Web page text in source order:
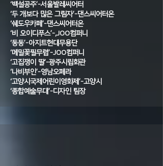
‘백설공주’-서울발레씨어터
‘두 개보다 많은 그림자’-댄스씨어터온
‘쉐도우카페’-댄스씨어터온
‘비 오이디푸스’-,JOO컴퍼니
‘동동’-아지트현대무용단
‘메밀꽃필무렵’-JOO컴퍼니
‘고집쟁이 딸’-광주시립화관
‘나비부인’-영남오페라
‘고양시국제어린이영화제’-고양시
‘종합예술무대’-디자인 팀장